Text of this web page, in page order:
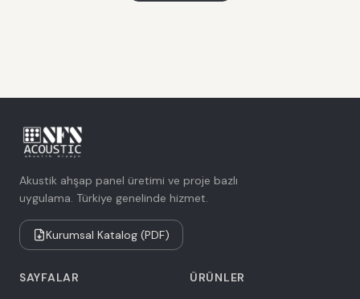
Akustik ahşap panel üretimi ve proje bazlı
uygulama. Türkiye genelinde hizmet.
Kurumsal Katalog (PDF)
SAYFALAR
ÜRÜNLER